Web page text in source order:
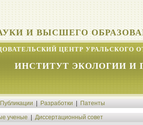
И ВЫСШЕГО
ЦЕНТР УРАЛЬСКОГО
ИНСТИТУТ ЭКОЛОГИИ И
Публикации Разработки Патенты
ученые Диссертационный совет